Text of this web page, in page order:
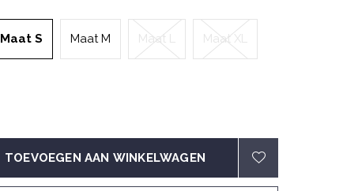
Maat S Maat M Maat L Maat XL
TOEVOEGEN AAN WINKELWAGEN